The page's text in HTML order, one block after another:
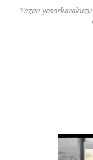
Yazan yasarkarakuzu